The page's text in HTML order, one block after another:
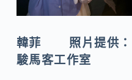
韓菲 照片提供：
駿馬客工作室